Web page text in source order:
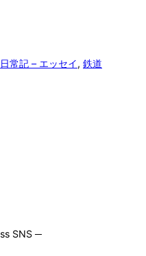
日常記 – エッセイ, 鉄道
SNS ─